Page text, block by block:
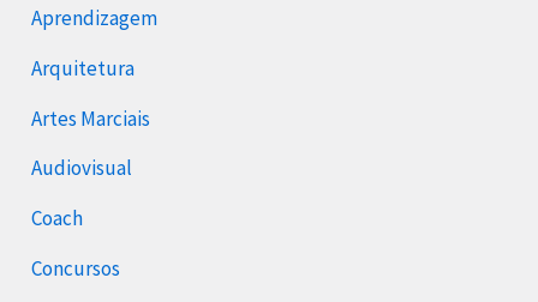
Aprendizagem
Arquitetura
Artes Marciais
Audiovisual
Coach
Concursos